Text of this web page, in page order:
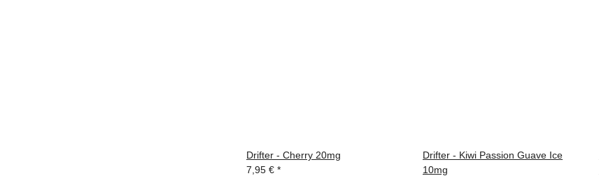
Drifter - Cherry 20mg
7,95 € *
Drifter - Kiwi Passion Guave Ice
10mg